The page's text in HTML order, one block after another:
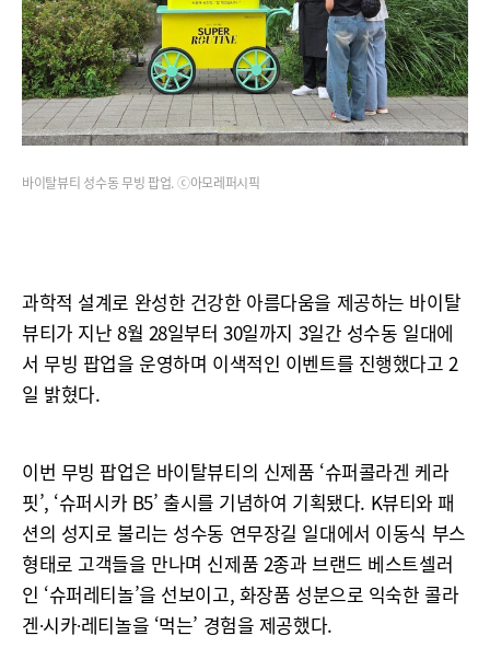
바이탈뷰티 성수동 무빙 팝업. ⓒ아모레퍼시픽
과학적 설계로 완성한 건강한 아름다움을 제공하는 바이탈
뷰티가 지난 8월 28일부터 30일까지 3일간 성수동 일대에
서 무빙 팝업을 운영하며 이색적인 이벤트를 진행했다고 2
일 밝혔다.
이번 무빙 팝업은 바이탈뷰티의 신제품 ‘슈퍼콜라겐 케라
핏’, ‘슈퍼시카 B5’ 출시를 기념하여 기획됐다. K뷰티와 패
션의 성지로 불리는 성수동 연무장길 일대에서 이동식 부스
형태로 고객들을 만나며 신제품 2종과 브랜드 베스트셀러
인 ‘슈퍼레티놀’을 선보이고, 화장품 성분으로 익숙한 콜라
겐∙시카∙레티놀을 ‘먹는’ 경험을 제공했다.